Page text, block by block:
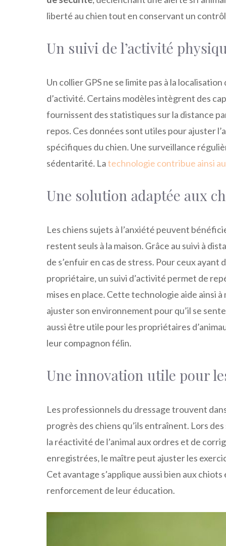
liberté au chien tout en conservant un
Un suivi de l’activité
Un collier GPS ne se limite pas à la
d’activité. Certains modèles intègrent des
fournissent des statistiques sur la distance
repos. Ces données sont utiles pour ajuster
spécifiques du chien. Une surveillance
sédentarité. Latechnologie contribue ainsi
Une solution adaptée aux
Les chiens sujets à l’anxiété peuvent
restent seuls à la maison. Grâce au suivi à
de s’enfuir en cas de stress. Pour ceux
propriétaire, un suivi d’activité permet de
mises en place. Cette technologie aide ainsi
ajuster son environnement pour qu’il se
aussi être utile pour les propriétaires
leur compagnon félin.
Une innovation utile pour
Les professionnels du dressage trouvent
progrès des chiens qu’ils entraînent. Lors
la réactivité de l’animal aux ordres et de
enregistrées, le maître peut ajuster les
Cet avantage s’applique aussi bien aux
renforcement de leur éducation.